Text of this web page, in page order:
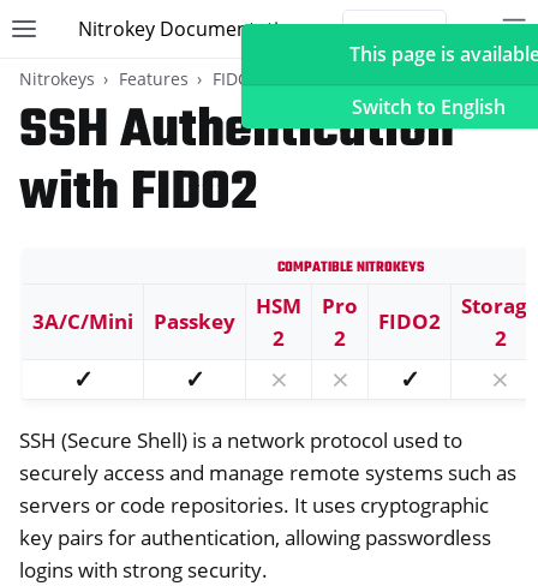
Toggle site navigation sidebar
Nitrokey Documentation
navigation of U2F
Nitrokeys Features FIDO2
SSH Authentication
with FIDO2
Compatible Nitrokeys
3A/C/Mini Passkey
HSM
2
Pro
2
FIDO2
2
✓ ✓ ⨯ ⨯ ✓ ⨯
SSH (Secure Shell) is a network protocol used to
securely access and manage remote systems such as
servers or code repositories. It uses cryptographic
key pairs for authentication, allowing passwordless
logins with strong security.
This page is
Switch to English